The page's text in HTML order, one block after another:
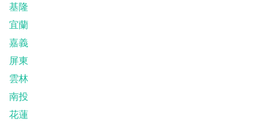
基隆
宜蘭
嘉義
屏東
雲林
南投
花蓮